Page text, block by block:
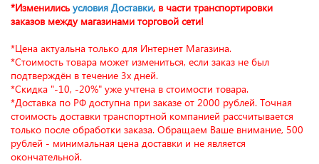
*Изменились условия Доставки, в части транспортировки
заказов между магазинами торговой сети!
*Цена актуальна только для Интернет Магазина.
*Стоимость товара может измениться, если заказ не был
подтверждён в течение 3х дней.
*Скидка "-10, -20%" уже учтена в стоимости товара.
*Доставка по РФ доступна при заказе от 2000 рублей. Точная
стоимость доставки транспортной компанией рассчитывается
только после обработки заказа. Обращаем Ваше внимание, 500
рублей - минимальная цена доставки и не является
окончательной.